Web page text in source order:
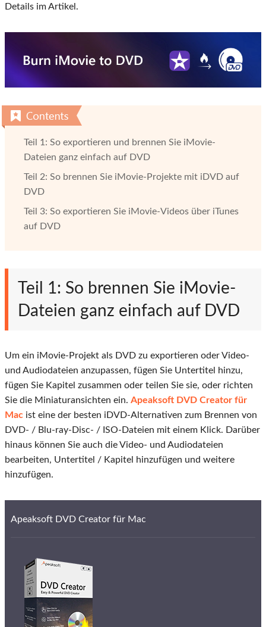
Details im Artikel.
Teil 1: So exportieren und brennen Sie iMovie-
Dateien ganz einfach auf DVD
Teil 2: So brennen Sie iMovie-Projekte mit iDVD auf
DVD
Teil 3: So exportieren Sie iMovie-Videos über iTunes
auf DVD
Teil 1: So brennen Sie iMovie-
Dateien ganz einfach auf DVD
Um ein iMovie-Projekt als DVD zu exportieren oder Video-
und Audiodateien anzupassen, fügen Sie Untertitel hinzu,
fügen Sie Kapitel zusammen oder teilen Sie sie, oder richten
Sie die Miniaturansichten ein. Apeaksoft DVD Creator für
Mac ist eine der besten iDVD-Alternativen zum Brennen von
DVD- / Blu-ray-Disc- / ISO-Dateien mit einem Klick. Darüber
hinaus können Sie auch die Video- und Audiodateien
bearbeiten, Untertitel / Kapitel hinzufügen und weitere
hinzufügen.
Apeaksoft DVD Creator für Mac